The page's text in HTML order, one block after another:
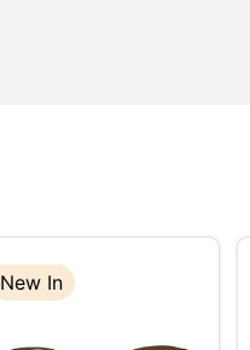
New In